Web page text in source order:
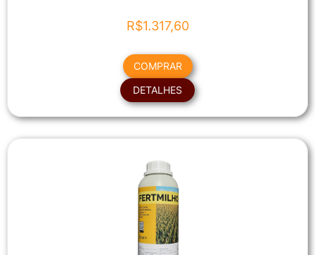
R$1.317,60
COMPRAR
DETALHES